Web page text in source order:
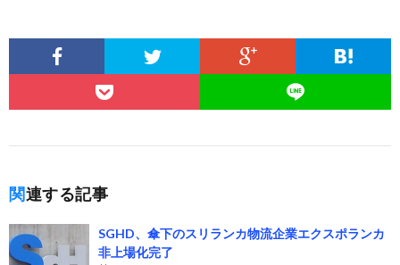
関連する記事
SGHD、傘下のスリランカ物流企業エクスポランカ
非上場化完了